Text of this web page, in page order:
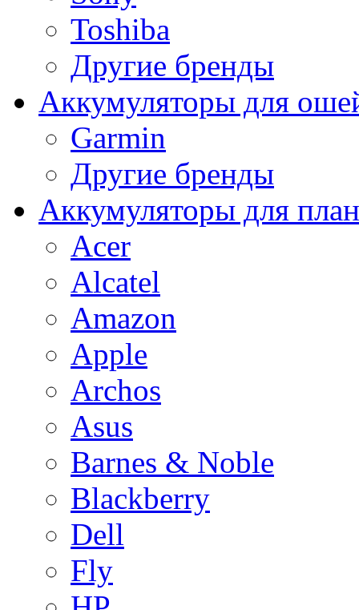
Toshiba
Другие бренды
Аккумуляторы для
Garmin
Другие бренды
Аккумуляторы для
Acer
Alcatel
Amazon
Apple
Archos
Asus
Barnes & Noble
Blackberry
Dell
Fly